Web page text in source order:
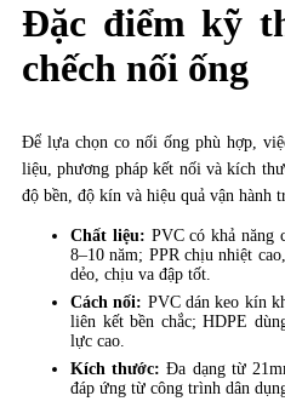
Đặc điểm kỹ
chếch nối ống
Để lựa chọn co nối ống phù hợp,
liệu, phương pháp kết nối và kích
độ bền, độ kín và hiệu quả vận hành
Chất liệu: PVC có khả năng
8–10 năm; PPR chịu nhiệt
dẻo, chịu va đập tốt.
Cách nối: PVC dán keo kín
liên kết bền chắc; HDPE
lực cao.
Kích thước: Đa dạng từ
đáp ứng từ công trình dân